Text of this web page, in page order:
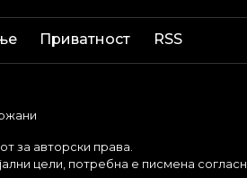
Приватност RSS
за авторски права.
цели, потребна е писмена